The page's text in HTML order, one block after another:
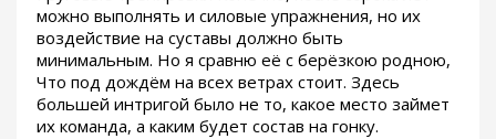
можно выполнять и силовые упражнения, но их
воздействие на суставы должно быть
минимальным. Но я сравню её с берёзкою родною,
Что под дождём на всех ветрах стоит. Здесь
большей интригой было не то, какое место займет
их команда, а каким будет состав на гонку.